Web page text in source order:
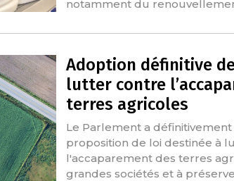
notamment du
Adoption définitive
lutter contre
terres agricoles
Le Parlement a
proposition de loi destinée à
l'accaparement des terres
grandes sociétés et à